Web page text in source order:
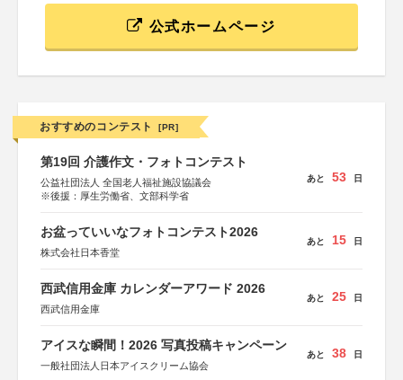
公式ホームページ
おすすめのコンテスト [PR]
第19回 介護作文・フォトコンテスト
公益社団法人 全国老人福祉施設協議会
※後援：厚生労働省、文部科学省
あと 53 日
お盆っていいなフォトコンテスト2026
株式会社日本香堂
あと 15 日
西武信用金庫 カレンダーアワード 2026
西武信用金庫
あと 25 日
アイスな瞬間！2026 写真投稿キャンペーン
一般社団法人日本アイスクリーム協会
あと 38 日